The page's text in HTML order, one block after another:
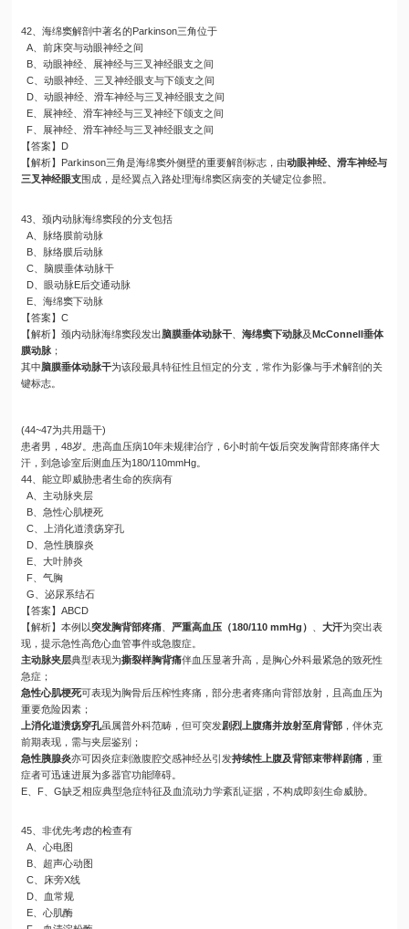
42、海绵窦解剖中著名的Parkinson三角位于
A、前床突与动眼神经之间
B、动眼神经、展神经与三叉神经眼支之间
C、动眼神经、三叉神经眼支与下颌支之间
D、动眼神经、滑车神经与三叉神经眼支之间
E、展神经、滑车神经与三叉神经下颌支之间
F、展神经、滑车神经与三叉神经眼支之间
【答案】D
【解析】Parkinson三角是海绵窦外侧壁的重要解剖标志，由动眼神经、滑车神经与
三叉神经眼支围成，是经翼点入路处理海绵窦区病变的关键定位参照。
43、颈内动脉海绵窦段的分支包括
A、脉络膜前动脉
B、脉络膜后动脉
C、脑膜垂体动脉干
D、眼动脉E后交通动脉
E、海绵窦下动脉
【答案】C
【解析】颈内动脉海绵窦段发出 脑膜垂体动脉干 、海绵窦下动脉及McConnell垂体
膜动脉 ；
其中 脑膜垂体动脉干为该段最具特征性且恒定的分支，常作为影像与手术解剖的关
键标志。
(44~47为共用题干)
患者男，48岁。患高血压病10年未规律治疗，6小时前午饭后突发胸背部疼痛伴大
汗，到急诊室后测血压为180/110mmHg。
44、能立即威胁患者生命的疾病有
A、主动脉夹层
B、急性心肌梗死
C、上消化道溃疡穿孔
D、急性胰腺炎
E、大叶肺炎
F、气胸
G、泌尿系结石
【答案】ABCD
【解析】本例以突发胸背部疼痛 严重高血压（180/110 mmHg） 、大汗为突出表
现，提示急性高危心血管事件或急腹症。
主动脉夹层典型表现为撕裂样胸背痛伴血压显著升高，是胸心外科最紧急的致死性
急症；
急性心肌梗死可表现为胸骨后压榨性疼痛，部分患者疼痛向背部放射，且高血压为
重要危险因素；
上消化道溃疡穿孔虽属普外科范畴，但可突发剧烈上腹痛并放射至肩背部 ，伴休克
前期表现，需与夹层鉴别；
急性胰腺炎亦可因炎症刺激腹腔交感神经丛引发持续性上腹及背部束带样剧痛 ，重
症者可迅速进展为多器官功能障碍。
E、F、G缺乏相应典型急症特征及血流动力学紊乱证据，不构成即刻生命威胁。
45、非优先考虑的检查有
A、心电图
B、超声心动图
C、床旁X线
D、血常规
E、心肌酶